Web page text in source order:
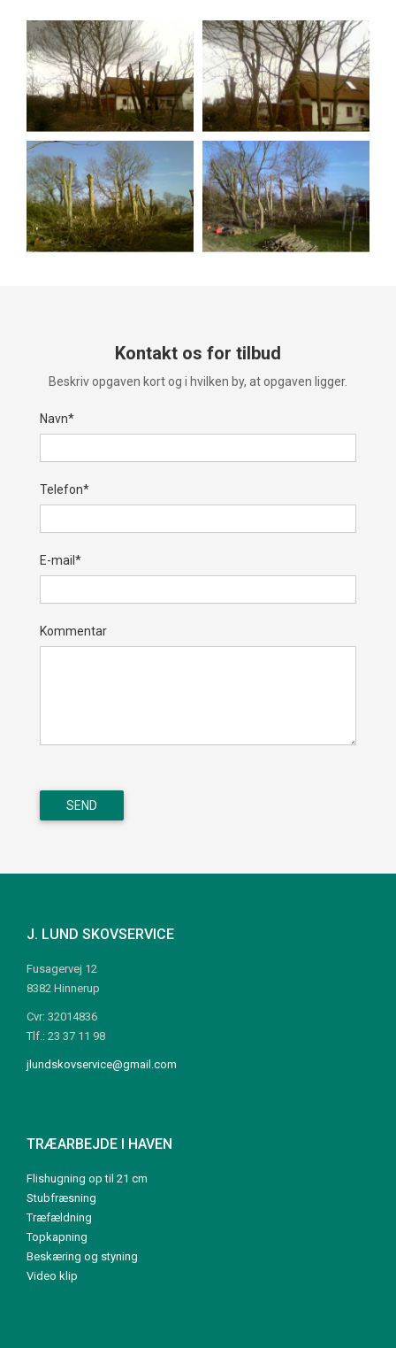
Kontakt os for tilbud
Beskriv opgaven kort og i hvilken by, at opgaven ligger.
Navn*
Telefon*
E-mail*
Kommentar
J. LUND SKOVSERVICE
Fusagervej 12
8382 Hinnerup
Cvr: 32014836
Tlf.: 23 37 11 98
jlundskovservice@gmail.com
TRÆARBEJDE I HAVEN
Flishugning op til 21 cm
Stubfræsning
Træfældning
Topkapning
Beskæring og styning
Video klip